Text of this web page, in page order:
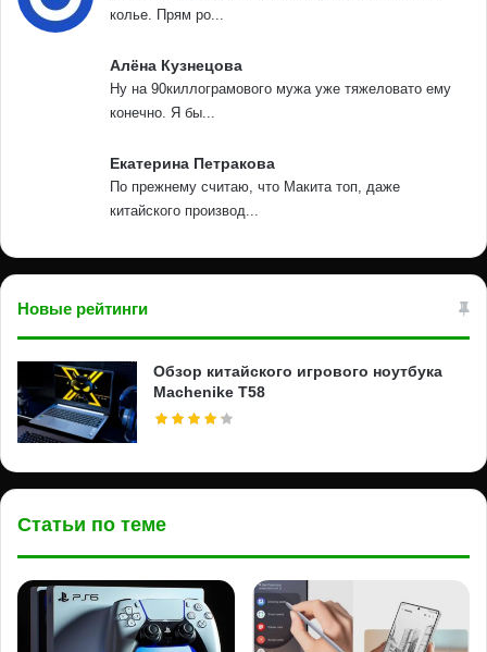
колье. Прям ро...
Алёна Кузнецова
Ну на 90киллограмового мужа уже тяжеловато ему
конечно. Я бы...
Екатерина Петракова
По прежнему считаю, что Макита топ, даже
китайского производ...
Новые рейтинги
Обзор китайского игрового ноутбука
Machenike T58
Статьи по теме